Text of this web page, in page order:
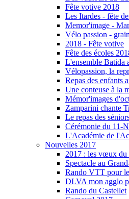
Fête votive 2018
Les Itardes - fête
Memor'image -
Vélo passion -
2018 - Fête votive
Fête des écoles
L'ensemble Batida
Vélopassion, la
Repas des enfants
Une conteuse à la
Mémor'images
Zamparini chante
Le repas des
Cérémonie du 11-
L'Académie de
Nouvelles 2017
2017 : les vœux du
Spectacle au
Rando VTT pour
DLVA mon agglo
Rando du Castellet